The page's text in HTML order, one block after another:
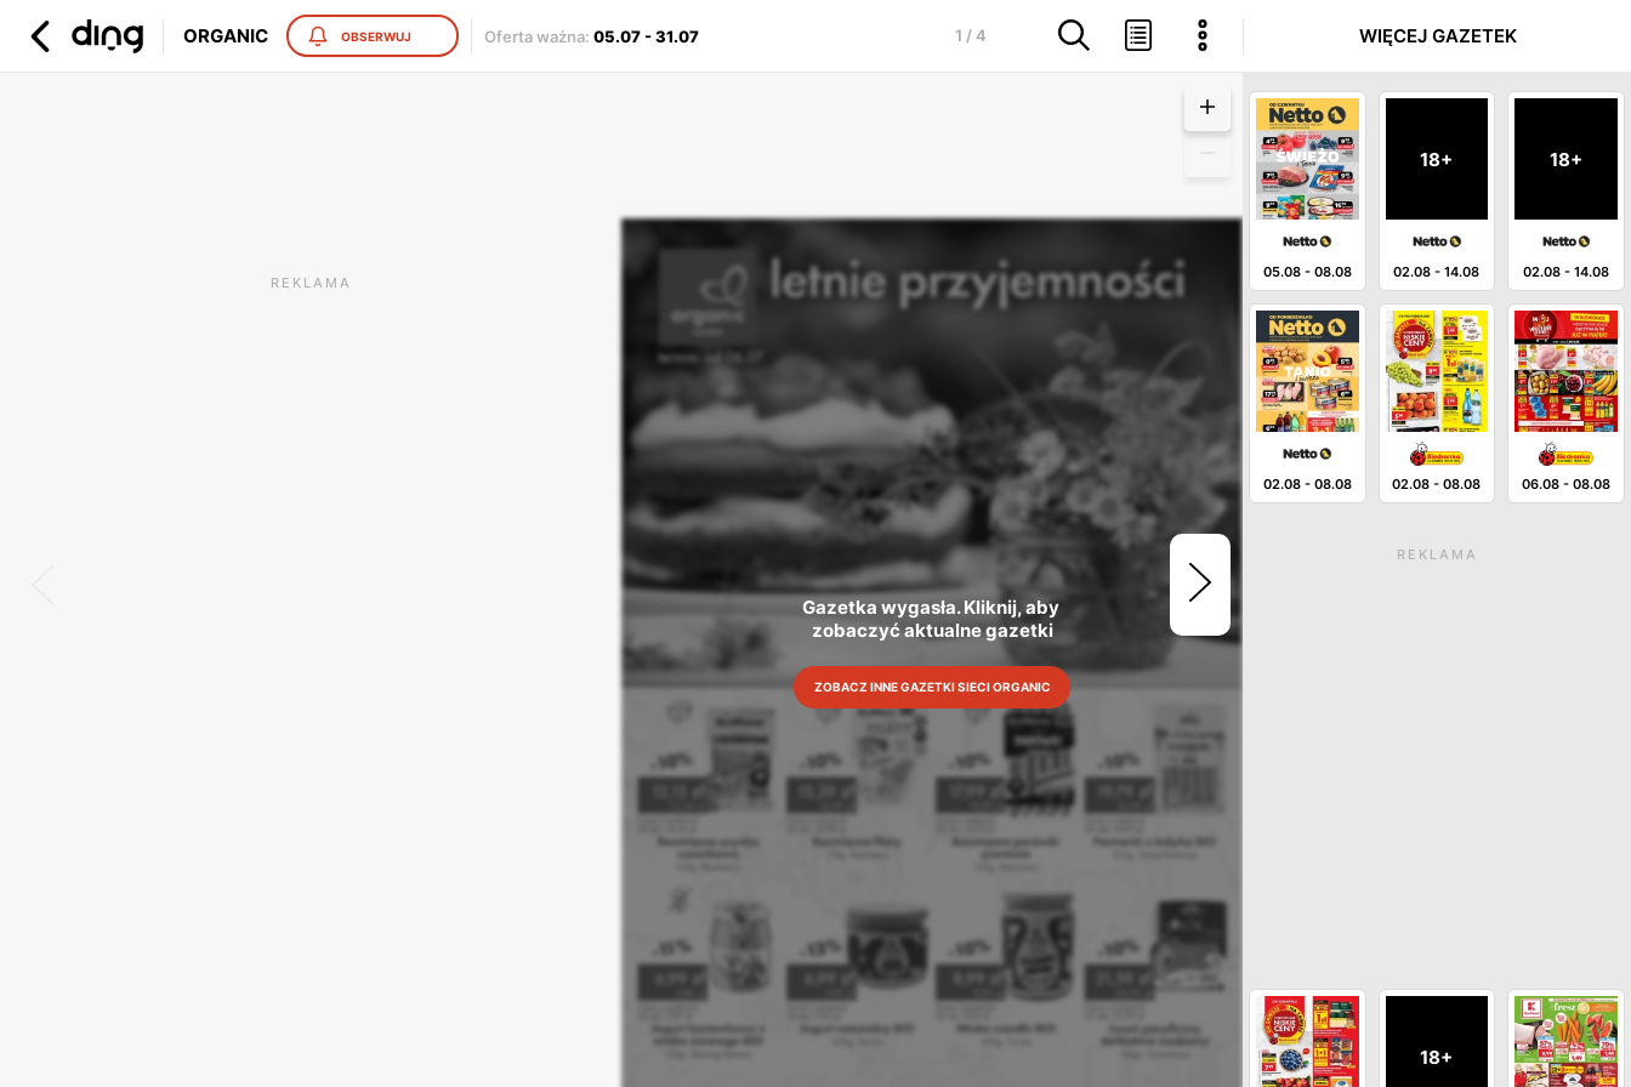
ORGANIC OBSERWUJ Oferta ważna: 05.07-31.07 1 / 4
REKLAMA
Gazetka wygasła. Kliknij, aby
zobaczyć aktualne gazetki
ZOBACZ INNE GAZETKI SIECI ORGANIC
WIĘCEJ GAZETEK
05.08- 08.08
18+
02.08 -14.08
18+
02.08 -14.08
02.08- 08.08 02.08 -08.08 06.08 -08.08
REKLAMA
18+